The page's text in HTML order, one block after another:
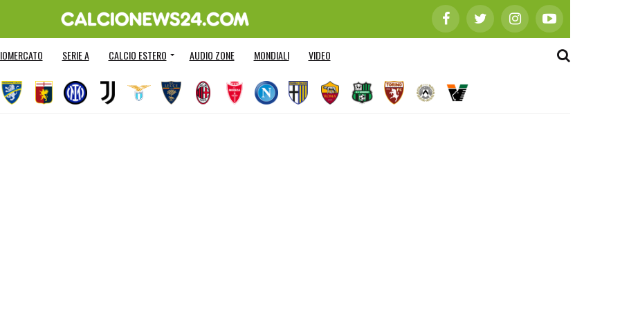
SERIE A CALCIO ESTERO AUDIO ZONE MONDIALI VIDEO